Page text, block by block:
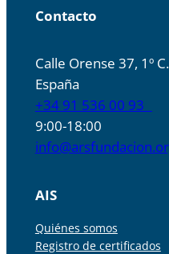
Contacto
Calle Orense 37, 1º
España
+34 91 536 00 93
9:00-18:00
AIS
Quiénes somos
Registro de certificados